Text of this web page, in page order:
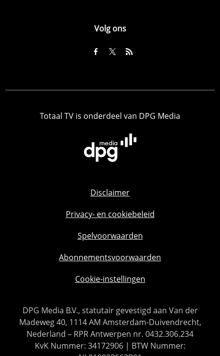
Volg ons
Totaal TV is onderdeel van DPG Media
Disclaimer
Privacy- en cookiebeleid
Spelvoorwaarden
Abonnementsvoorwaarden
Cookie-instellingen
DPG Media B.V., statutair gevestigd aan Van der
Madeweg 40, 1114 AM Amsterdam-Duivendrecht,
Nederland – RPR Antwerpen nr. 0432.306.234
KvK Nummer: 34172906 | BTW Nummer: